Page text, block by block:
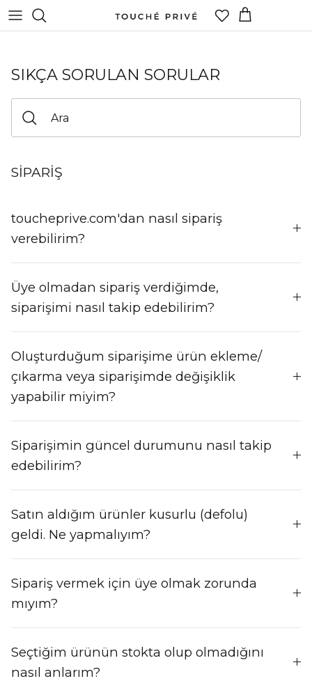
atla
SIKÇA SORULAN SORULAR
SİPARİŞ
toucheprive.com'dan nasıl sipariş
verebilirim?
Üye olmadan sipariş verdiğimde,
siparişimi nasıl takip edebilirim?
Oluşturduğum siparişime ürün ekleme/
çıkarma veya siparişimde değişiklik
yapabilir miyim?
Siparişimin güncel durumunu nasıl takip
edebilirim?
Satın aldığım ürünler kusurlu (defolu)
geldi. Ne yapmalıyım?
Sipariş vermek için üye olmak zorunda
mıyım?
Seçtiğim ürünün stokta olup olmadığını
nasıl anlarım?